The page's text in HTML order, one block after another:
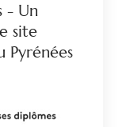
- Un
site
Pyrénées